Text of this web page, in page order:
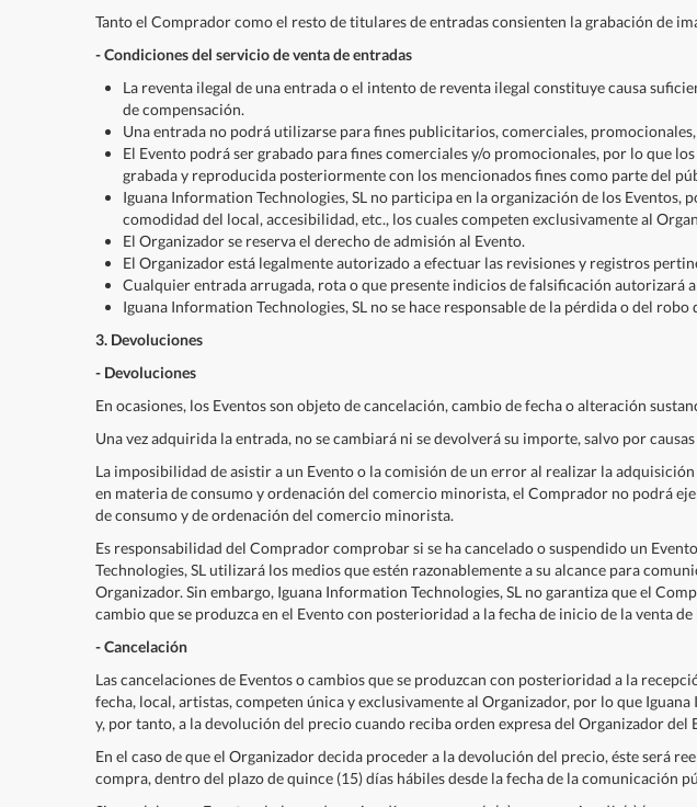
Tanto el Comprador como el resto de titulares de entradas consienten la grabación de
- Condiciones del servicio de venta de entradas
La reventa ilegal de una entrada o el intento de reventa ilegal constituye causa
de compensación.
Una entrada no podrá utilizarse para fines publicitarios, comerciales,
El Evento podrá ser grabado para fines comerciales y/o promocionales, por lo que
grabada y reproducida posteriormente con los mencionados fines como parte del
Iguana Information Technologies, SL no participa en la organización de los
comodidad del local, accesibilidad, etc., los cuales competen exclusivamente al
El Organizador se reserva el derecho de admisión al Evento.
El Organizador está legalmente autorizado a efectuar las revisiones y registros
Cualquier entrada arrugada, rota o que presente indicios de falsificación autorizará
Iguana Information Technologies, SL no se hace responsable de la pérdida o del robo
3. Devoluciones
- Devoluciones
En ocasiones, los Eventos son objeto de cancelación, cambio de fecha o alteración
Una vez adquirida la entrada, no se cambiará ni se devolverá su importe, salvo por
La imposibilidad de asistir a un Evento o la comisión de un error al realizar la
en materia de consumo y ordenación del comercio minorista, el Comprador no podrá
de consumo y de ordenación del comercio minorista.
Es responsabilidad del Comprador comprobar si se ha cancelado o suspendido un
Technologies, SL utilizará los medios que estén razonablemente a su alcance para
Organizador. Sin embargo, Iguana Information Technologies, SL no garantiza que el
cambio que se produzca en el Evento con posterioridad a la fecha de inicio de la venta
- Cancelación
Las cancelaciones de Eventos o cambios que se produzcan con posterioridad a la
fecha, local, artistas, competen única y exclusivamente al Organizador, por lo que
y, por tanto, a la devolución del precio cuando reciba orden expresa del Organizador del
En el caso de que el Organizador decida proceder a la devolución del precio, éste será
compra, dentro del plazo de quince (15) días hábiles desde la fecha de la comunicación